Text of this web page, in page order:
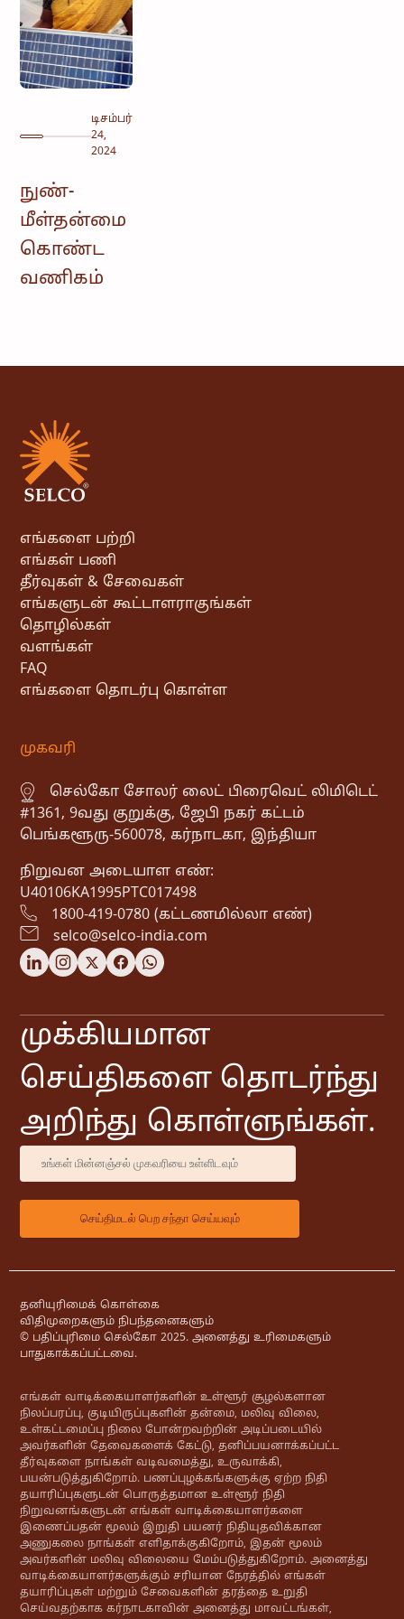
டிசம்பர்
24,
2024
நுண்-
மீள்தன்மை
கொண்ட
வணிகம்
எங்களை பற்றி
எங்கள் பணி
தீர்வுகள் & சேவைகள்
எங்களுடன் கூட்டாளராகுங்கள்
தொழில்கள்
வளங்கள்
FAQ
எங்களை தொடர்பு கொள்ள
முகவரி
செல்கோ சோலர் லைட் பிரைவெட் லிமிடெட்
#1361, 9வது குறுக்கு, ஜேபி நகர் கட்டம்
பெங்களூரு-560078, கர்நாடகா, இந்தியா
நிறுவன அடையாள எண்:
U40106KA1995PTC017498
1800-419-0780 (கட்டணமில்லா எண்)
selco@selco-india.com
முக்கியமான
செய்திகளை தொடர்ந்து
அறிந்து கொள்ளுங்கள்.
தனியுரிமைக் கொள்கை
விதிமுறைகளும் நிபந்தனைகளும்
© பதிப்புரிமை செல்கோ 2025. அனைத்து உரிமைகளும்
பாதுகாக்கப்பட்டவை.
எங்கள் வாடிக்கையாளர்களின் உள்ளூர் சூழல்களான
நிலப்பரப்பு, குடியிருப்புகளின் தன்மை, மலிவு விலை,
உள்கட்டமைப்பு நிலை போன்றவற்றின் அடிப்படையில்
அவர்களின் தேவைகளைக் கேட்டு, தனிப்பயனாக்கப்பட்ட
தீர்வுகளை நாங்கள் வடிவமைத்து, உருவாக்கி,
பயன்படுத்துகிறோம். பணப்புழக்கங்களுக்கு ஏற்ற நிதி
தயாரிப்புகளுடன் பொருத்தமான உள்ளூர் நிதி
நிறுவனங்களுடன் எங்கள் வாடிக்கையாளர்களை
இணைப்பதன் மூலம் இறுதி பயனர் நிதியுதவிக்கான
அணுகலை நாங்கள் எளிதாக்குகிறோம், இதன் மூலம்
அவர்களின் மலிவு விலையை மேம்படுத்துகிறோம். அனைத்து
வாடிக்கையாளர்களுக்கும் சரியான நேரத்தில் எங்கள்
தயாரிப்புகள் மற்றும் சேவைகளின் தரத்தை உறுதி
செய்வதற்காக கர்நாடகாவின் அனைத்து மாவட்டங்கள்,